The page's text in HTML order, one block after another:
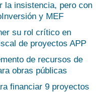
la insistencia, pero con
y MEF
su rol crítico en
de proyectos APP
de recursos de
obras públicas
financiar 9 proyectos